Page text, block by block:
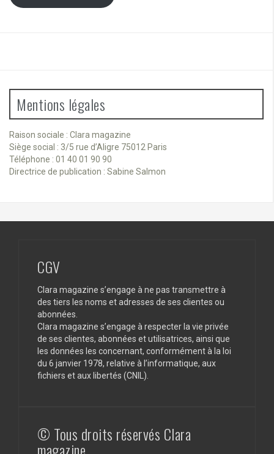
Mentions légales
Raison sociale : Clara magazine
Siège social : 3/5 rue d’Aligre 75012 Paris
Téléphone : 01 40 01 90 90
Directrice de publication : Sabine Salmon
CGV
Clara magazine s’engage à ne pas transmettre à
des tiers les noms et adresses de ses clientes ou
abonnées.
Clara magazine s’engage à respecter la vie privée
de ses clientes, abonnées et utilisatrices, ainsi que
les données les concernant, conformément à la loi
du 6 janvier 1978, relative à l’informatique, aux
fichiers et aux libertés (CNIL).
© Tous droits réservés Clara